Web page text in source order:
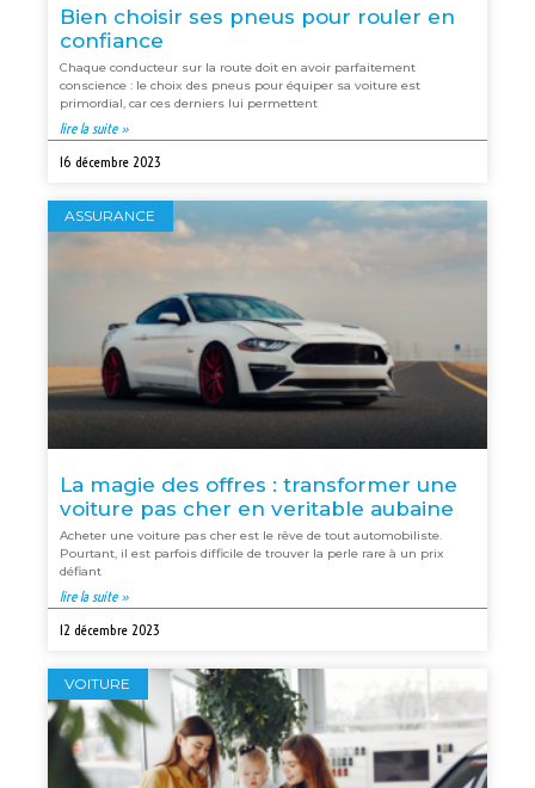
Bien choisir ses pneus pour rouler en
confiance
Chaque conducteur sur la route doit en avoir parfaitement
conscience : le choix des pneus pour équiper sa voiture est
primordial, car ces derniers lui permettent
lire la suite »
16 décembre 2023
ASSURANCE
La magie des offres : transformer une
voiture pas cher en veritable aubaine
Acheter une voiture pas cher est le rêve de tout automobiliste.
Pourtant, il est parfois difficile de trouver la perle rare à un prix
défiant
lire la suite »
12 décembre 2023
VOITURE